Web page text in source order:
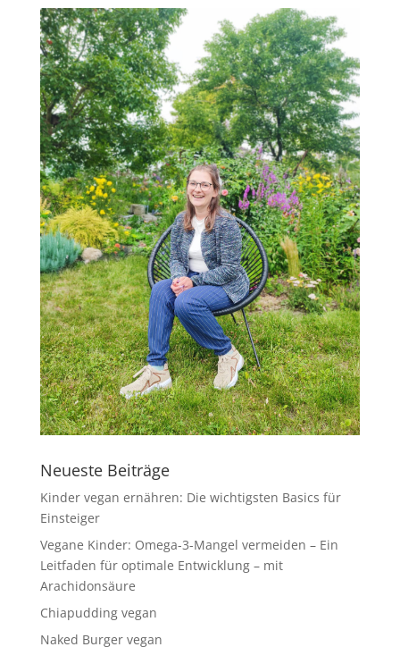
Neueste Beiträge
Kinder vegan ernähren: Die wichtigsten Basics für
Einsteiger
Vegane Kinder: Omega-3-Mangel vermeiden – Ein
Leitfaden für optimale Entwicklung – mit
Arachidonsäure
Chiapudding vegan
Naked Burger vegan